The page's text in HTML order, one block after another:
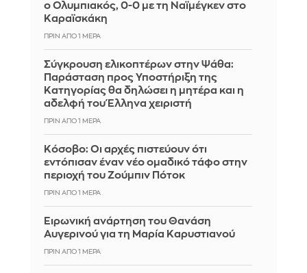
ο Ολυμπιακός, 0-0 με τη Ναϊμέγκεν στο
Καραϊσκάκη
ΠΡΙΝ ΑΠΌ 1 ΜΈΡΑ
Σύγκρουση ελικοπτέρων στην Ψάθα:
Παράσταση προς Υποστήριξη της
Κατηγορίας θα δηλώσει η μητέρα και η
αδελφή του Έλληνα χειριστή
ΠΡΙΝ ΑΠΌ 1 ΜΈΡΑ
Κόσοβο: Οι αρχές πιστεύουν ότι
εντόπισαν έναν νέο ομαδικό τάφο στην
περιοχή του Ζούμπιν Πότοκ
ΠΡΙΝ ΑΠΌ 1 ΜΈΡΑ
Ειρωνική ανάρτηση του Θανάση
Αυγερινού για τη Μαρία Καρυστιανού
ΠΡΙΝ ΑΠΌ 1 ΜΈΡΑ